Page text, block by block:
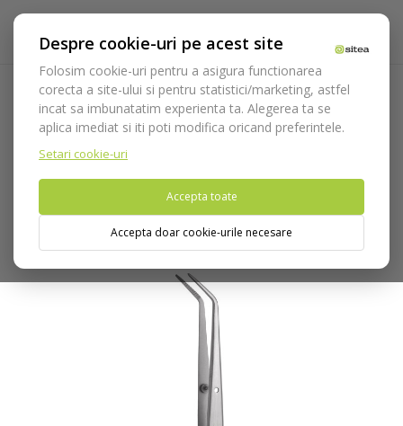
Despre cookie-uri pe acest site
Folosim cookie-uri pentru a asigura functionarea
corecta a site-ului si pentru statistici/marketing, astfel
incat sa imbunatatim experienta ta. Alegerea ta se
aplica imediat si iti poti modifica oricand preferintele.
Setari cookie-uri
Accepta toate
Accepta doar cookie-urile necesare
Acasa Instrumentar
Diagnostic, parodontologie si
restaurare
Diagnostic Pense dentare
Pensa dentara
Flagg cod 1123
Nu puteti plasa comenzi din tara din care accesati website-ul
(United States).